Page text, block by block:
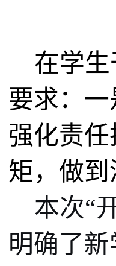
在学
要求：
强化责
矩，做到
本次“
明确了